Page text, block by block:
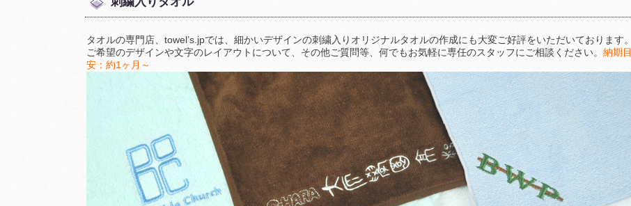
タオルの専門店、towel’s.jpでは、細かいデザインの刺繍入りオリジナルタオルの作成にも大変ご好評をいただいております。
ご希望のデザインや文字のレイアウトについて、その他ご質問等、何でもお気軽に専任のスタッフにご相談ください。 納期目
安：約1ヶ月～